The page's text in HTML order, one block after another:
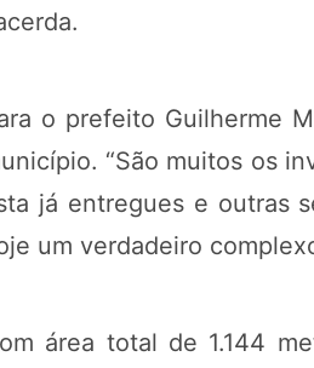
o prefeito Guilherme
“São muitos os
já entregues e outras
um verdadeiro
área total de 1.144